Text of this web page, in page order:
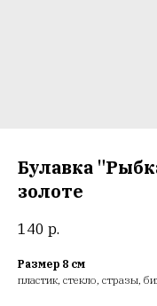
Булавка
золоте
140 р.
Размер 8 см
пластик, стекло, стразы,